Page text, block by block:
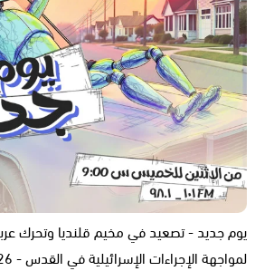
يوم جديد - تصعيد في مخيم قلنديا وتحرك
لمواجهة الإجراءات الإسرائيلية في القدس - 06.08.2026